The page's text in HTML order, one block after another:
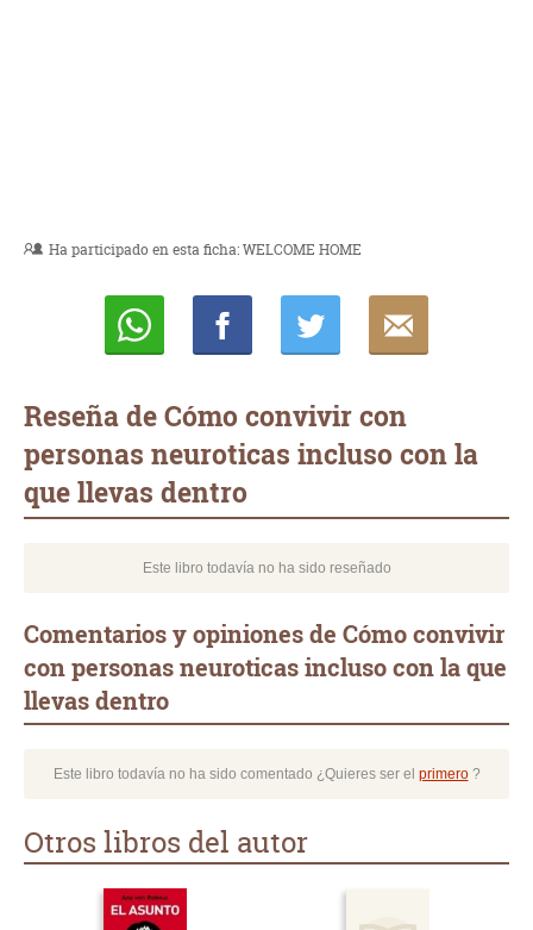
Ha participado en esta ficha:WELCOME HOME
Reseña de Cómo convivir con
personas neuroticas incluso con la
que llevas dentro
Este libro todavía no ha sido reseñado
Comentarios y opiniones de Cómo convivir
con personas neuroticas incluso con la que
llevas dentro
Este libro todavía no ha sido comentado ¿Quieres ser el primero?
Otros libros del autor